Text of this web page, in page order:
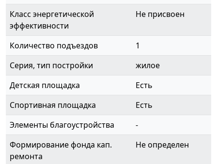
Класс энергетической
эффективности
Не присвоен
Количество подъездов
1
Серия, тип постройки
жилое
Детская площадка
Есть
Спортивная площадка
Есть
Элементы благоустройства
-
Формирование фонда кап.
ремонта
Не определен